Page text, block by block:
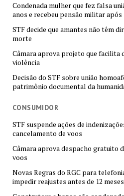
Condenada mulher que fez falsa
anos e recebeu pensão militar após
STF decide que amantes não têm
morte
Câmara aprova projeto que facilita
violência
Decisão do STF sobre união
patrimônio documental da
CONSUMIDOR
STF suspende ações de
cancelamento de voos
Câmara aprova despacho gratuito
voos
Novas Regras do RGC para
impedir reajustes antes de 12 meses